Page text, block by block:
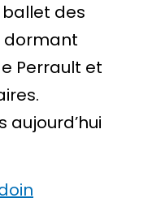
ballet des
dormant
Perrault et